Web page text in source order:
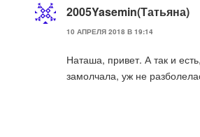
2005Yasemin(Татьяна)
10 АПРЕЛЯ 2018 В 19:14
Наташа, привет. А так и
замолчала, уж не